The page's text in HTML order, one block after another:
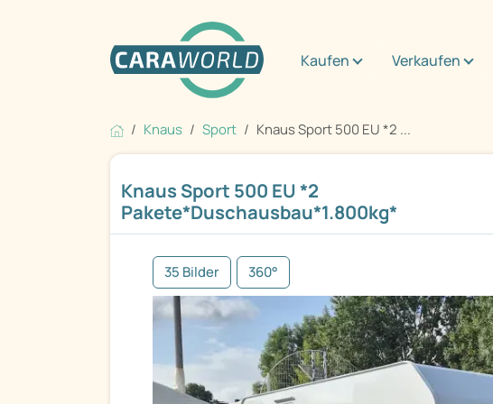
Kaufen Verkaufen
Knaus Sport Knaus Sport 500 EU *2 ...
Knaus Sport 500 EU *2
Pakete*Duschausbau*1.800kg*
35 Bilder 360°